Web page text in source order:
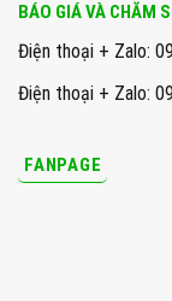
BÁO GIÁ VÀ CHĂM
Điện thoại + Zalo:
Điện thoại + Zalo:
FANPAGE